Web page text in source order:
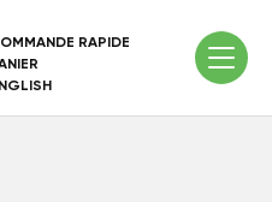
RAPIDE